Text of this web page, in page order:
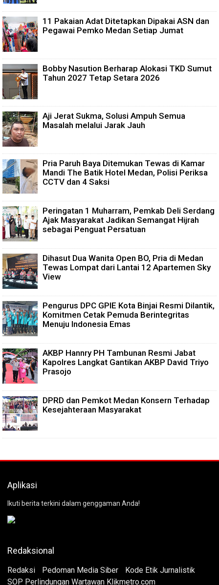
11 Pakaian Adat Ditetapkan Dipakai ASN dan
Pegawai Pemko Medan Setiap Jumat
Bobby Nasution Berharap Alokasi TKD Sumut
Tahun 2027 Tetap Setara 2026
Aji Jerat Sukma, Solusi Ampuh Semua
Masalah melalui Jarak Jauh
Pria Paruh Baya Ditemukan Tewas di Kamar
Mandi The Batik Hotel Medan, Polisi Periksa
CCTV dan 4 Saksi
Peringatan 1 Muharram, Pemkab Deli Serdang
Ajak Masyarakat Jadikan Semangat Hijrah
sebagai Penguat Persatuan
Dihasut Dua Wanita Open BO, Pria di Medan
Tewas Lompat dari Lantai 12 Apartemen Sky
View
Pengurus DPC GPIE Kota Binjai Resmi Dilantik,
Komitmen Cetak Pemuda Berintegritas
Menuju Indonesia Emas
AKBP Hannry PH Tambunan Resmi Jabat
Kapolres Langkat Gantikan AKBP David Triyo
Prasojo
DPRD dan Pemkot Medan Konsern Terhadap
Kesejahteraan Masyarakat
Aplikasi
Ikuti berita terkini dalam genggaman Anda!
Redaksional
Redaksi Pedoman Media Siber
Kode Etik Jurnalistik
SOP Perlindungan Wartawan Klikmetro.com